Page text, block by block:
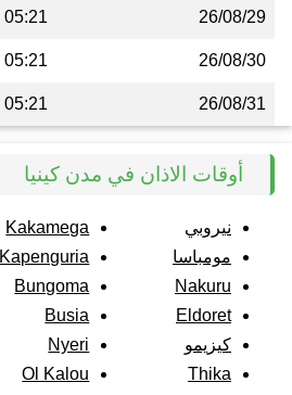
26/08/29
05:21
26/08/30
05:21
26/08/31
05:21
أوقات الاذان في مدن كينيا
نيروبي
مومباسا
Nakuru
Eldoret
كيزيمو
Thika
Kakamega
Kapenguria
Bungoma
Busia
Nyeri
Ol Kalou